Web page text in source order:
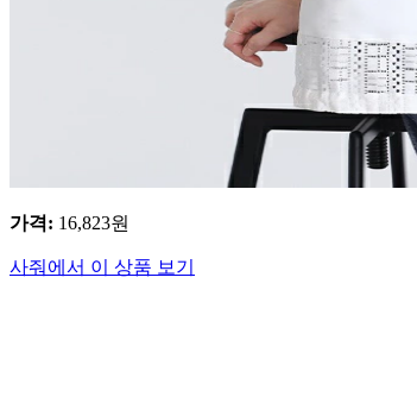
가격: 16,823원
사줘에서 이 상품 보기